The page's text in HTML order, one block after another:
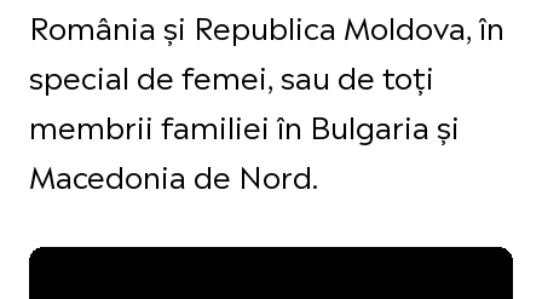
România și Republica Moldova, în
special de femei, sau de toți
membrii familiei în Bulgaria și
Macedonia de Nord.